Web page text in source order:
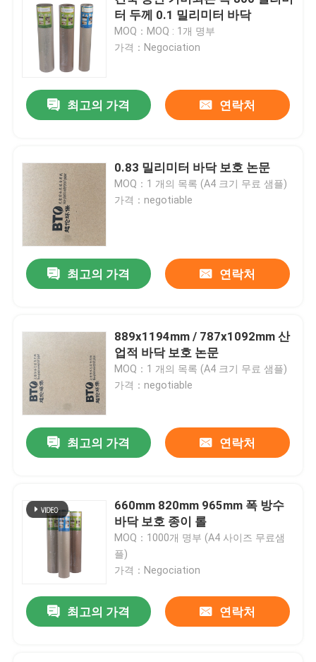
공장 여행
품질 관리
인용문을 요구하세요
보호 논문에 바닥을 깔기
일시적 바닥 보호 명부
터 두께 0.1 밀리미터 바닥
MOQ：MOQ : 1개 명부
가격：Negociation
최고의 가격 연락처
0.83 밀리미터 바닥 보호 논문
MOQ：1 개의 목록 (A4 크기 무료 샘플)
가격：negotiable
최고의 가격 연락처
889x1194mm / 787x1092mm 산
업적 바닥 보호 논문
MOQ：1 개의 목록 (A4 크기 무료 샘플)
가격：negotiable
최고의 가격 연락처
660mm 820mm 965mm 폭 방수
바닥 보호 종이 롤
MOQ：1000개 명부 (A4 사이즈 무료샘
플)
가격：Negociation
최고의 가격 연락처